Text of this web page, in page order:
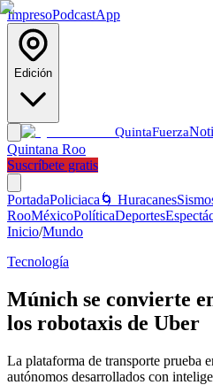
ImpresoPodcastApp
Edición
QuintaFuerza
Quintana Roo
Suscríbete gratis
PortadaPoliciaca 🌀 Huracanes
RooMéxicoPolíticaDeportes
Inicio/Mundo
Tecnología
Múnich se convierte
los robotaxis de Uber
La plataforma de transporte prueba
autónomos desarrollados con